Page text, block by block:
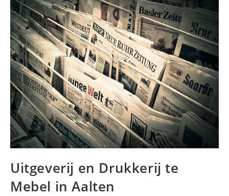
Uitgeverij en Drukkerij te
Mebel in Aalten